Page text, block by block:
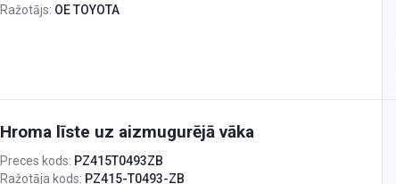
Ražotājs: OE TOYOTA
Hroma līste uz aizmugurējā vāka
Preces kods: PZ415T0493ZB
Ražotāja kods: PZ415-T0493-ZB